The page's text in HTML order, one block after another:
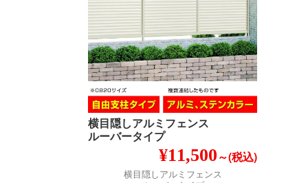
横目隠しアルミフェンス
ルーバータイプ
¥11,500～(税込)
横目隠しアルミフェンス